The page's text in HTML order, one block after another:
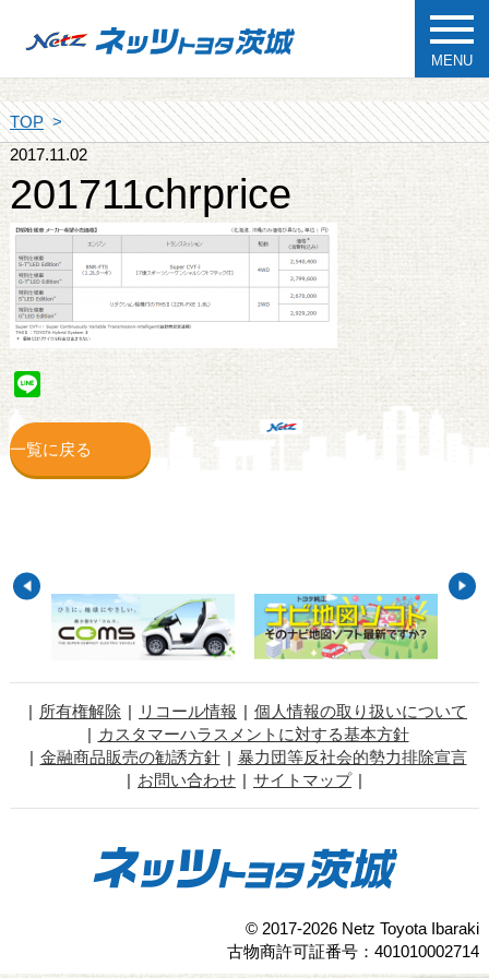
MENU
TOP
2017.11.02
201711chrprice
Line
一覧に戻る
所有権解除 リコール情報
個人情報の取り扱いについて
カスタマーハラスメントに対する基本方針
金融商品販売の勧誘方針
暴力団等反社会的勢力排除宣言
お問い合わせ
サイトマップ
© 2017-2026 Netz Toyota Ibaraki
古物商許可証番号：401010002714